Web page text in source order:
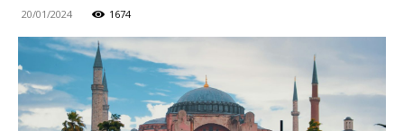
20/01/2024 1674